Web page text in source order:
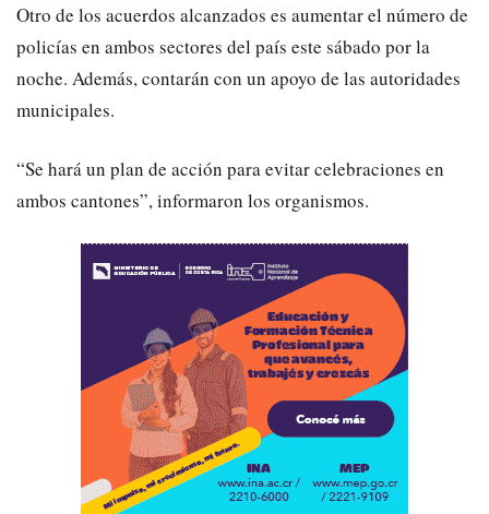
Otro de los acuerdos alcanzados es aumentar el número de
policías en ambos sectores del país este sábado por la
noche. Además, contarán con un apoyo de las autoridades
municipales.
“Se hará un plan de acción para evitar celebraciones en
ambos cantones”, informaron los organismos.